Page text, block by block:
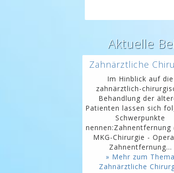
Aktuelle
Zahnärztliche
Im Hinblick auf die
zahnärztlich-
Behandlung der
Patienten lassen sich
Schwerpunkte
nennen:Zahnentfernung
MKG-Chirurgie -
Zahnentfernung...
» Mehr zum Thema
Zahnärztliche